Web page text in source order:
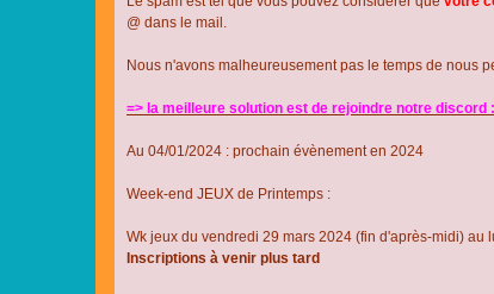
@ dans le mail.
Nous n'avons malheureusement pas le temps de nous
=> la meilleure solution est de rejoindre notre discord :
Au 04/01/2024 : prochain évènement en 2024
Week-end JEUX de Printemps :
Wk jeux du vendredi 29 mars 2024 (fin d'après-midi)
Inscriptions à venir plus tard